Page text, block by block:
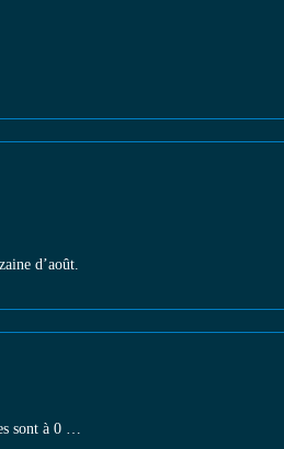
d’août.
sont à 0 …